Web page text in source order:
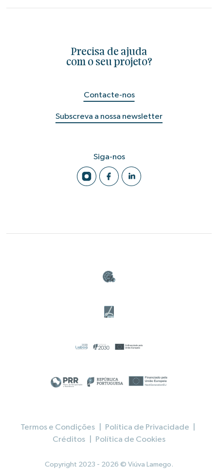
Precisa de ajuda
com o seu projeto?
Contacte-nos
Subscreva a nossa newsletter
Siga-nos
Termos e Condições Política de Privacidade
Créditos
Política de Cookies
Copyright 2023 - 2026 © Viúva Lamego.